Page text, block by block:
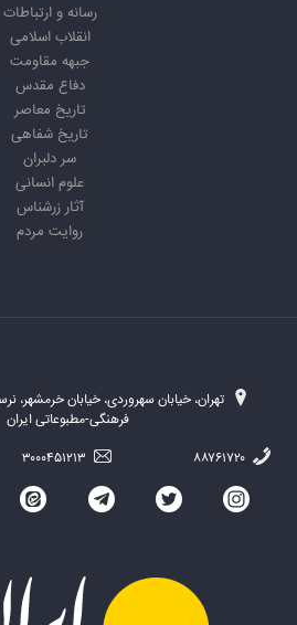
رسانه و ارتباطات
انقلاب اسلامی
جبهه مقاومت
دفاع مقدس
تاریخ معاصر
تاریخ شفاهی
سر دلبران
علوم انسانی
آثار زرشناس
روایت مردم
تهران، خیابان سهروردی، خیابان خرمشهر،
فرهنگی-مطبوعاتی ایران